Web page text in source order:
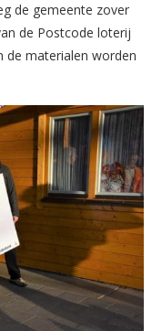
de gemeente zover
de Postcode loterij
de materialen worden